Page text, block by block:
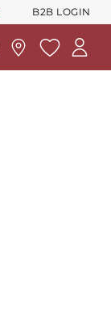
B2B LOGIN